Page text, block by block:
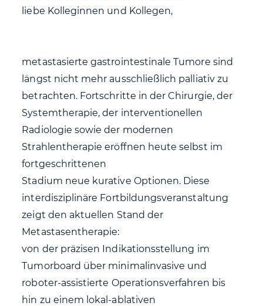
liebe Kolleginnen und Kollegen,
metastasierte gastrointestinale Tumore sind
längst nicht mehr ausschließlich palliativ zu
betrachten. Fortschritte in der Chirurgie, der
Systemtherapie, der interventionellen
Radiologie sowie der modernen
Strahlentherapie eröffnen heute selbst im
fortgeschrittenen
Stadium neue kurative Optionen. Diese
interdisziplinäre Fortbildungsveranstaltung
zeigt den aktuellen Stand der
Metastasentherapie:
von der präzisen Indikationsstellung im
Tumorboard über minimalinvasive und
roboter-assistierte Operationsverfahren bis
hin zu einem lokal-ablativen